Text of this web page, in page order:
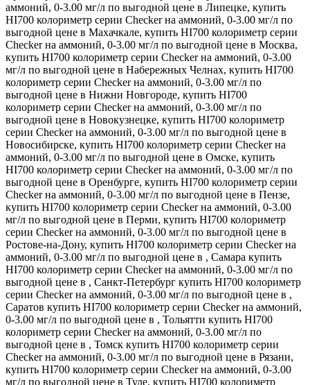
аммоний, 0-3.00 мг/л по выгодной цене в Липецке, купить
HI700 колориметр серии Checker на аммоний, 0-3.00 мг/л по
выгодной цене в Махачкале, купить HI700 колориметр серии
Checker на аммоний, 0-3.00 мг/л по выгодной цене в Москва,
купить HI700 колориметр серии Checker на аммоний, 0-3.00
мг/л по выгодной цене в Набережных Челнах, купить HI700
колориметр серии Checker на аммоний, 0-3.00 мг/л по
выгодной цене в Нижни Новгороде, купить HI700
колориметр серии Checker на аммоний, 0-3.00 мг/л по
выгодной цене в Новокузнецке, купить HI700 колориметр
серии Checker на аммоний, 0-3.00 мг/л по выгодной цене в
Новосибирске, купить HI700 колориметр серии Checker на
аммоний, 0-3.00 мг/л по выгодной цене в Омске, купить
HI700 колориметр серии Checker на аммоний, 0-3.00 мг/л по
выгодной цене в Оренбурге, купить HI700 колориметр серии
Checker на аммоний, 0-3.00 мг/л по выгодной цене в Пензе,
купить HI700 колориметр серии Checker на аммоний, 0-3.00
мг/л по выгодной цене в Перми, купить HI700 колориметр
серии Checker на аммоний, 0-3.00 мг/л по выгодной цене в
Ростове-на-Дону, купить HI700 колориметр серии Checker на
аммоний, 0-3.00 мг/л по выгодной цене в , Самара купить
HI700 колориметр серии Checker на аммоний, 0-3.00 мг/л по
выгодной цене в , Санкт-Петербург купить HI700 колориметр
серии Checker на аммоний, 0-3.00 мг/л по выгодной цене в ,
Саратов купить HI700 колориметр серии Checker на аммоний,
0-3.00 мг/л по выгодной цене в , Тольятти купить HI700
колориметр серии Checker на аммоний, 0-3.00 мг/л по
выгодной цене в , Томск купить HI700 колориметр серии
Checker на аммоний, 0-3.00 мг/л по выгодной цене в Рязани,
купить HI700 колориметр серии Checker на аммоний, 0-3.00
мг/л по выгодной цене в Туле, купить HI700 колориметр